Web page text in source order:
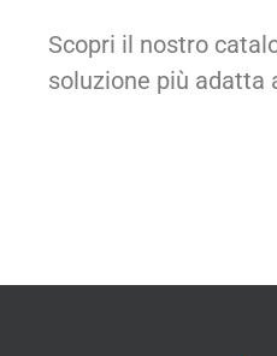
Scopri il nostro
soluzione più adatta